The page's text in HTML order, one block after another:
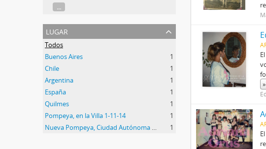
...
lugar
Todos
Buenos Aires
1
Chile
1
Argentina
1
España
1
Quilmes
1
Pompeya, en la Villa 1-11-14
1
Nueva Pompeya, Ciudad Autónoma de Buenos Aires
1
»